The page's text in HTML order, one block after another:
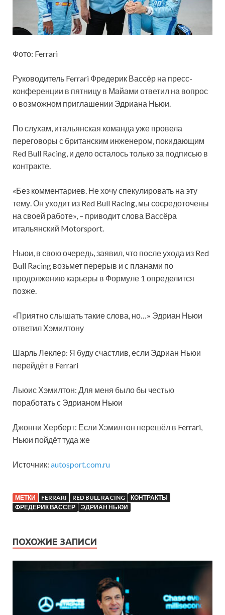
Фото: Ferrari
Руководитель Ferrari Фредерик Вассёр на пресс-
конференции в пятницу в Майами ответил на вопрос
о возможном приглашении Эдриана Ньюи.
По слухам, итальянская команда уже провела
переговоры с британским инженером, покидающим
Red Bull Racing, и дело осталось только за подписью в
контракте.
«Без комментариев. Не хочу спекулировать на эту
тему. Он уходит из Red Bull Racing, мы сосредоточены
на своей работе», – приводит слова Вассёра
итальянский Motorsport.
Ньюи, в свою очередь, заявил, что после ухода из Red
Bull Racing возьмет перерыв и с планами по
продолжению карьеры в Формуле 1 определится
позже.
«Приятно слышать такие слова, но…» Эдриан Ньюи
ответил Хэмилтону
Шарль Леклер: Я буду счастлив, если Эдриан Ньюи
перейдёт в Ferrari
Льюис Хэмилтон: Для меня было бы честью
поработать с Эдрианом Ньюи
Джонни Херберт: Если Хэмилтон перешёл в Ferrari,
Ньюи пойдёт туда же
Источник: autosport.com.ru
МЕТКИ FERRARI RED BULL RACING
КОНТРАКТЫ
ФРЕДЕРИК ВАССЁР
ЭДРИАН НЬЮИ
ПОХОЖИЕ ЗАПИСИ